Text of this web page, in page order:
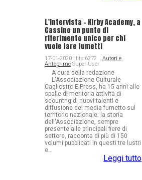
L'Intervista - Kirby Academy, a
Cassino un punto di
riferimento unico per chi
vuole fare fumetti
17-01-2020 Hits:6272
Autori e
Anteprime Super User
A cura della redazione
L'Associazione Culturale
Cagliostro E-Press, ha 15 anni alle
spalle di meritoria attività di
scountng di nuovi talenti e
diffusione del media fumetto sul
territorio nazionale: la storia
dell'Associazione, sempre
presente alle principali fiere di
settore, racconta di più di 150
volumi pubblicati in questi tre lustri
e...
Leggi tutto